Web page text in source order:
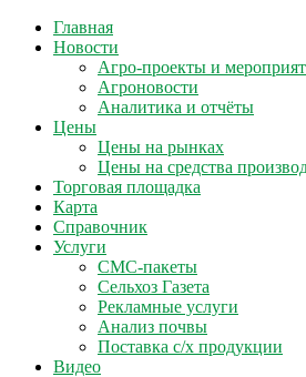
Главная
Новости
Агро-проекты и
Агроновости
Аналитика и отчёты
Цены
Цены на рынках
Цены на средства
Торговая площадка
Карта
Справочник
Услуги
СМС-пакеты
Сельхоз Газета
Рекламные услуги
Анализ почвы
Поставка с/х продукции
Видео